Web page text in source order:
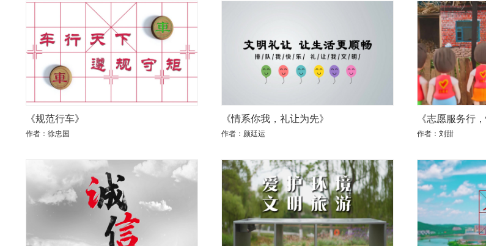
《规范行车》
作者：徐忠国
《情系你我，礼让为先》
作者：颜廷运
《志愿服务行
作者：刘甜